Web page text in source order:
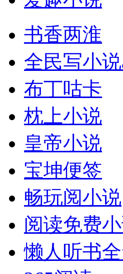
书香两淮
全民写小说
布丁咕卡
枕上小说
皇帝小说
宝坤便签
畅玩阅小说
阅读免费
懒人听书